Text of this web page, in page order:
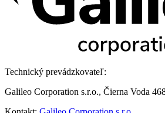
Technický prevádzkovateľ:
Galileo Corporation s.r.o., Čierna Voda